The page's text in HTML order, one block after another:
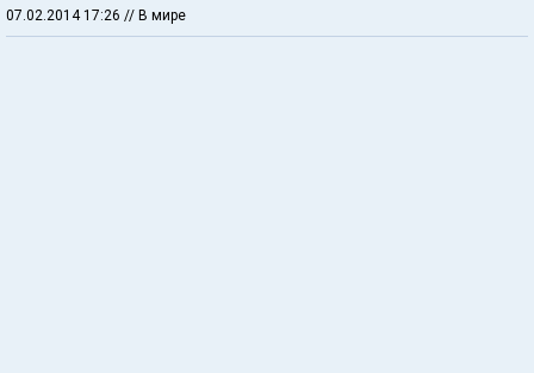
07.02.2014 17:26 // В мире